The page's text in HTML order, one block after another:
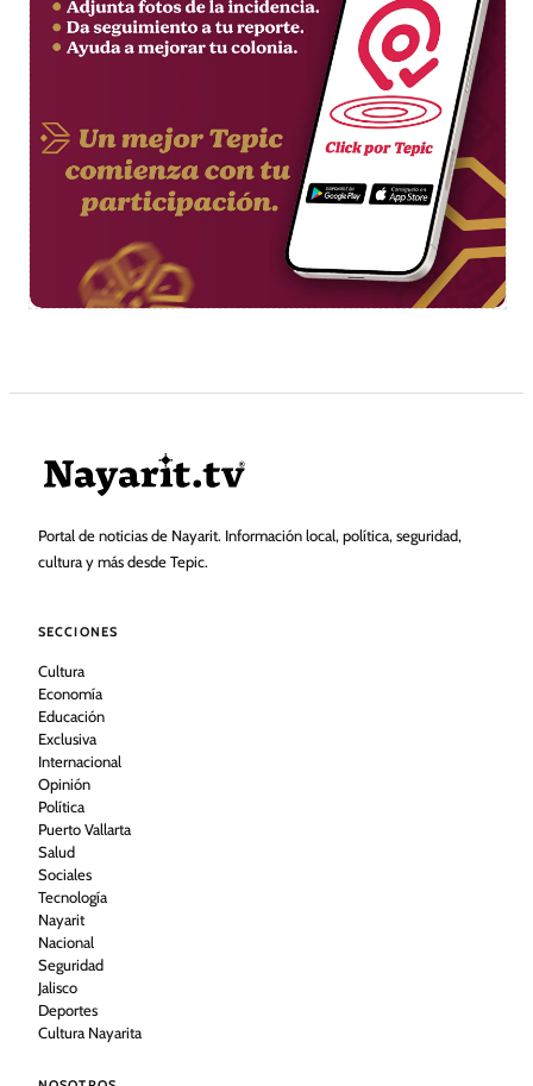
Portal de noticias de Nayarit. Información local, política, seguridad,
cultura y más desde Tepic.
SECCIONES
Cultura
Economía
Educación
Exclusiva
Internacional
Opinión
Política
Puerto Vallarta
Salud
Sociales
Tecnología
Nayarit
Nacional
Seguridad
Jalisco
Deportes
Cultura Nayarita